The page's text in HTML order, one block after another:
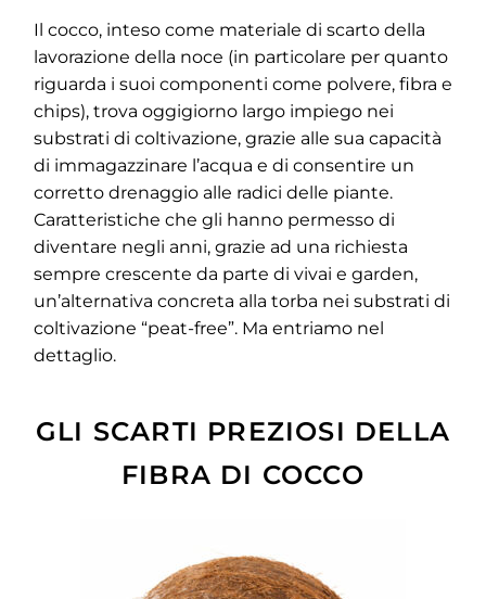
Il cocco, inteso come materiale di scarto della
lavorazione della noce (in particolare per quanto
riguarda i suoi componenti come polvere, fibra e
chips), trova oggigiorno largo impiego nei
substrati di coltivazione, grazie alle sua capacità
di immagazzinare l’acqua e di consentire un
corretto drenaggio alle radici delle piante.
Caratteristiche che gli hanno permesso di
diventare negli anni, grazie ad una richiesta
sempre crescente da parte di vivai e garden,
un’alternativa concreta alla torba nei substrati di
coltivazione “peat-free”. Ma entriamo nel
dettaglio.
GLI SCARTI PREZIOSI DELLA
FIBRA DI COCCO